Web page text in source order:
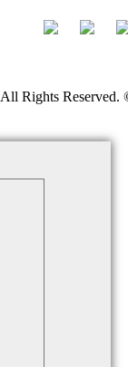
All Rights Reserved.